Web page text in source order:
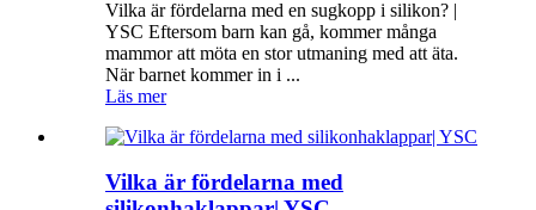
Vilka är fördelarna med en sugkopp i silikon? |
YSC Eftersom barn kan gå, kommer många
mammor att möta en stor utmaning med att äta.
När barnet kommer in i ...
Läs mer
Vilka är fördelarna med